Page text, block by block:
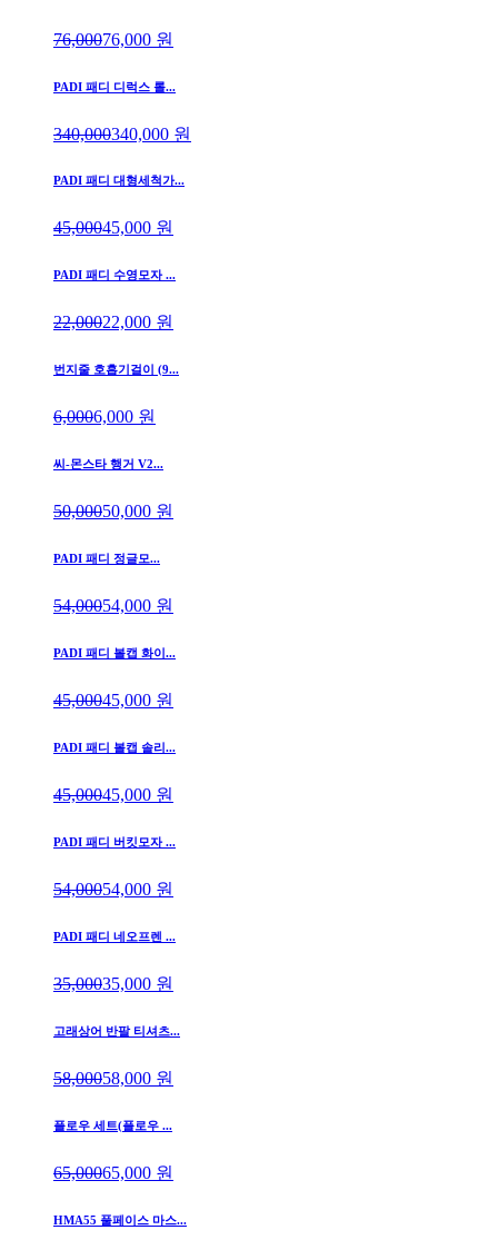
76,00076,000 원
PADI 패디 디럭스 롤...
340,000340,000 원
PADI 패디 대형세척가...
45,00045,000 원
PADI 패디 수영모자 ...
22,00022,000 원
번지줄 호흡기걸이 (9...
6,0006,000 원
씨-몬스타 행거 V2...
50,00050,000 원
PADI 패디 정글모...
54,00054,000 원
PADI 패디 볼캡 화이...
45,00045,000 원
PADI 패디 볼캡 솔리...
45,00045,000 원
PADI 패디 버킷모자 ...
54,00054,000 원
PADI 패디 네오프렌 ...
35,00035,000 원
고래상어 반팔 티셔츠...
58,00058,000 원
플로우 세트(플로우 ...
65,00065,000 원
HMA55 풀페이스 마스...